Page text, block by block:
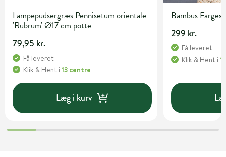
Lampepudsergræs Pennisetum orientale
'Rubrum' Ø17 cm potte
79,95 kr.
Få leveret
Klik & Hent i 13 centre
Læg i kurv
Bambus
299 kr.
Få leveret
Klik & Hent i